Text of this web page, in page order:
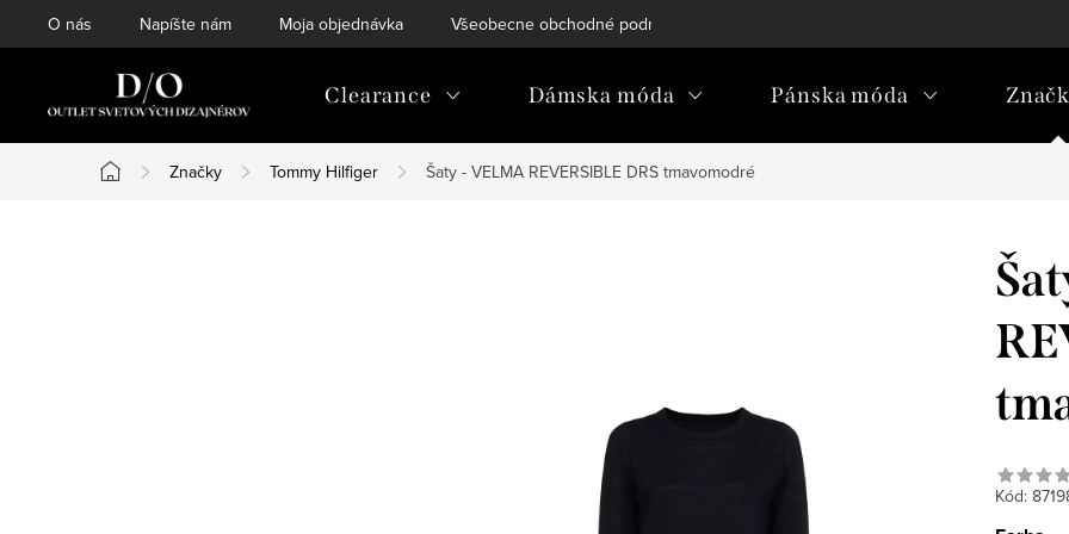
na
O nás Napíšte nám Moja objednávka Všeobecne obchodné podmienky
Clearance Dámska móda Pánska móda
Domov
Značky Tommy Hilfiger Šaty - VELMA REVERSIBLE DRS tmavomodré
Kód: